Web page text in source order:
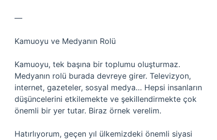
—
Kamuoyu ve Medyanın Rolü
Kamuoyu, tek başına bir toplumu oluşturmaz.
Medyanın rolü burada devreye girer. Televizyon,
internet, gazeteler, sosyal medya… Hepsi insanların
düşüncelerini etkilemekte ve şekillendirmekte çok
önemli bir yer tutar. Biraz örnek verelim.
Hatırlıyorum, geçen yıl ülkemizdeki önemli siyasi